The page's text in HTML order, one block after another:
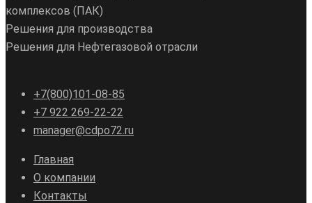
комплексов (ПАК)
Решения для производства
Решения для Нефтегазовой отрасли
+7(800)101-08-85
+7 922 269-22-22
manager@cdpo72.ru
Главная
О компании
Контакты